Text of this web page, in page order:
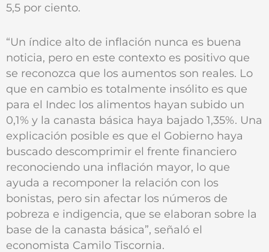
5,5 por ciento.
“Un índice alto de inflación nunca es buena
noticia, pero en este contexto es positivo que
se reconozca que los aumentos son reales. Lo
que en cambio es totalmente insólito es que
para el Indec los alimentos hayan subido un
0,1% y la canasta básica haya bajado 1,35%. Una
explicación posible es que el Gobierno haya
buscado descomprimir el frente financiero
reconociendo una inflación mayor, lo que
ayuda a recomponer la relación con los
bonistas, pero sin afectar los números de
pobreza e indigencia, que se elaboran sobre la
base de la canasta básica”, señaló el
economista Camilo Tiscornia.